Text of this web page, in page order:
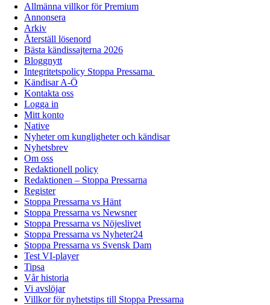
Allmänna villkor för Premium
Annonsera
Arkiv
Återställ lösenord
Bästa kändissajterna 2026
Bloggnytt
Integritetspolicy Stoppa Pressarna
Kändisar A-Ö
Kontakta oss
Logga in
Mitt konto
Native
Nyheter om kungligheter och kändisar
Nyhetsbrev
Om oss
Redaktionell policy
Redaktionen – Stoppa Pressarna
Register
Stoppa Pressarna vs Hänt
Stoppa Pressarna vs Newsner
Stoppa Pressarna vs Nöjeslivet
Stoppa Pressarna vs Nyheter24
Stoppa Pressarna vs Svensk Dam
Test VI-player
Tipsa
Vår historia
Vi avslöjar
Villkor för nyhetstips till Stoppa Pressarna